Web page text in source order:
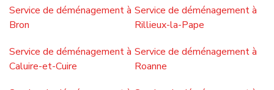
Nous utilisons uniquement des cookies pour améliorer votre
expérience de navigation et analyser notre trafic. En
cliquant sur "Accepter", vous acceptez ces cookies.
Refuser